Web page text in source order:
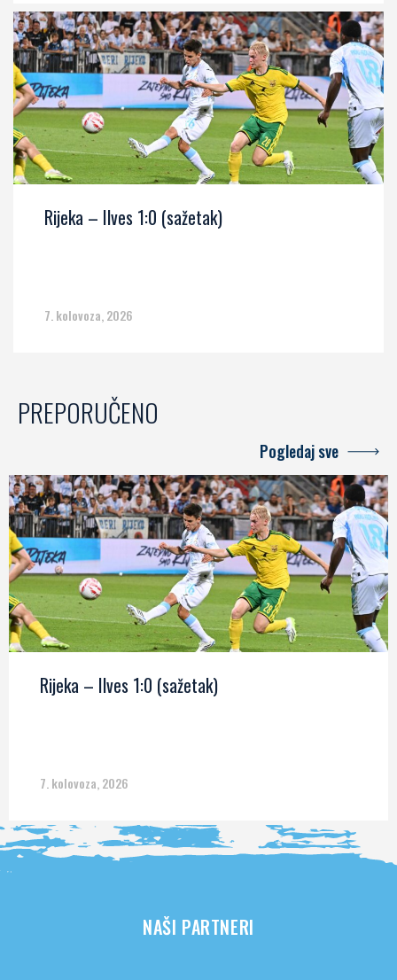
Rijeka – Ilves 1:0 (sažetak)
7. kolovoza, 2026
PREPORUČENO
Pogledaj sve
Rijeka – Ilves 1:0 (sažetak)
7. kolovoza, 2026
NAŠI PARTNERI